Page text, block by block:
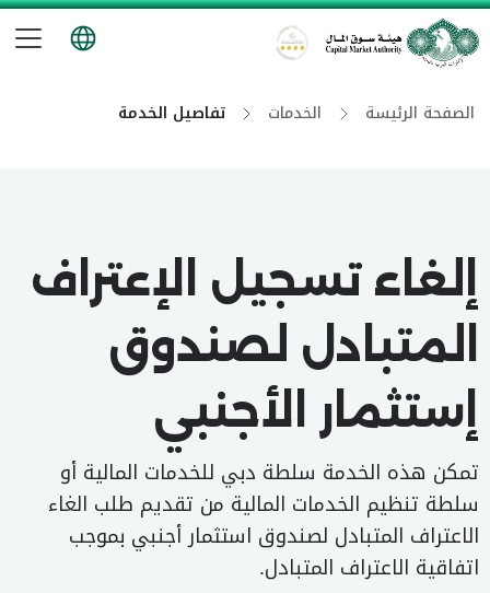
هيئة سوق المال
الصفحة الرئيسة الخدمات تفاصيل الخدمة
إلغاء تسجيل الإعتراف
المتبادل لصندوق
إستثمار الأجنبي
تمكن هذه الخدمة سلطة دبي للخدمات المالية أو
سلطة تنظيم الخدمات المالية من تقديم طلب الغاء
الاعتراف المتبادل لصندوق استثمار أجنبي بموجب
اتفاقية الاعتراف المتبادل.